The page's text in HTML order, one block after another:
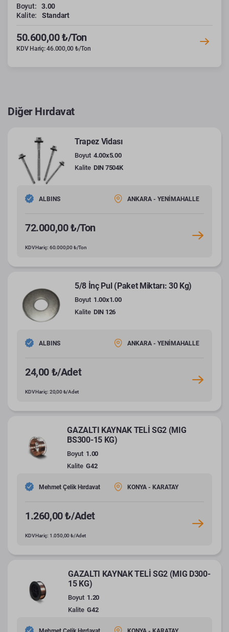
Boyut:
3.00
Kalite:
Standart
50.600,00 ₺/Ton
KDV Hariç: 46.000,00 ₺/Ton
Diğer Hırdavat
Trapez Vidası
Boyut 4.00x5.00
Kalite DIN 7504K
ALBINS ANKARA - YENİMAHALLE
72.000,00 ₺/Ton
KDV Hariç: 60.000,00 ₺/Ton
5/8 İnç Pul (Paket Miktarı: 30 Kg)
Boyut 1.00x1.00
Kalite DIN 126
ALBINS ANKARA - YENİMAHALLE
24,00 ₺/Adet
KDV Hariç: 20,00 ₺/Adet
GAZALTI KAYNAK TELİ SG2 (MIG
BS300-15 KG)
Boyut 1.00
Kalite G42
Mehmet Çelik Hırdavat KONYA - KARATAY
1.260,00 ₺/Adet
KDV Hariç: 1.050,00 ₺/Adet
GAZALTI KAYNAK TELİ SG2 (MIG D300-
15 KG)
Boyut 1.20
Kalite G42